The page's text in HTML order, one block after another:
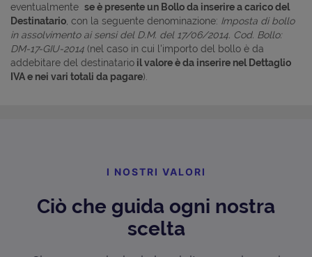
eventualmente se è presente un Bollo da inserire a carico del
Destinatario , con la seguente denominazione: Imposta di bollo
in assolvimento ai sensi del D.M. del 17/06/2014. Cod. Bollo:
DM-17-GIU-2014 (nel caso in cui l'importo del bollo è da
addebitare del destinatario il valore è da inserire nel Dettaglio
IVA e nei vari totali da pagare).
I NOSTRI VALORI
Ciò che guida ogni nostra
scelta